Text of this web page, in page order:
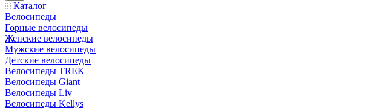
Каталог
Велосипеды
Горные велосипеды
Женские велосипеды
Мужские велосипеды
Детские велосипеды
Велосипеды TREK
Велосипеды Giant
Велосипеды Liv
Велосипеды Kellys